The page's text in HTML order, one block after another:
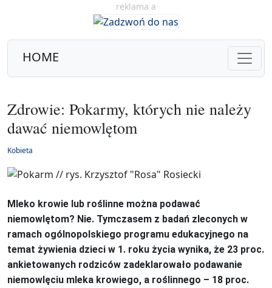
reklama a
HOME
Zdrowie: Pokarmy, których nie należy
dawać niemowlętom
Kobieta
Mleko krowie lub roślinne można podawać
niemowlętom? Nie. Tymczasem z badań zleconych w
ramach ogólnopolskiego programu edukacyjnego na
temat żywienia dzieci w 1. roku życia wynika, że 23 proc.
ankietowanych rodziców zadeklarowało podawanie
niemowlęciu mleka krowiego, a roślinnego – 18 proc.